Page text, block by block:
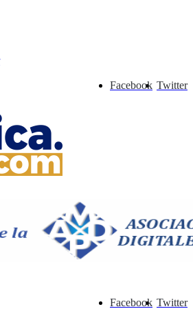
Twitter
Facebook
Twitter
Facebook